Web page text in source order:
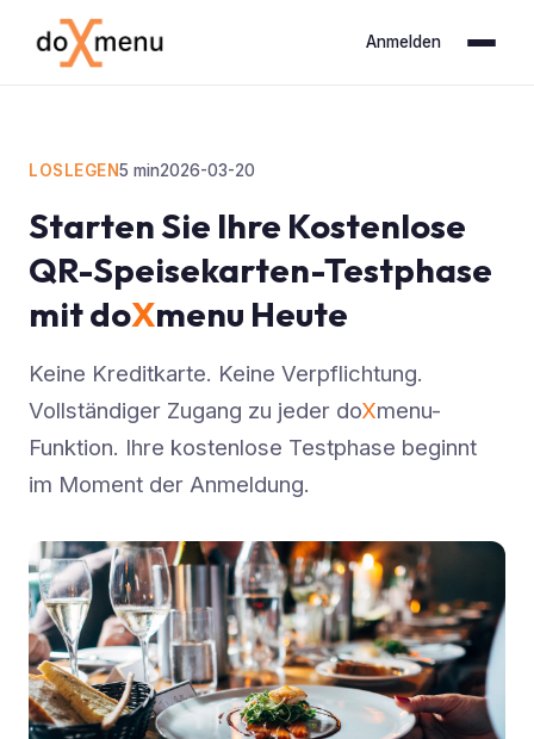
Anmelden
LOSLEGEN5 min2026-03-20
Starten Sie Ihre Kostenlose
QR-Speisekarten-Testphase
mit doXmenu Heute
Keine Kreditkarte. Keine Verpflichtung.
Vollständiger Zugang zu jeder doXmenu-
Funktion. Ihre kostenlose Testphase beginnt
im Moment der Anmeldung.